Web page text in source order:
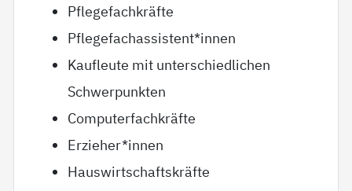
Pflegefachkräfte
Pflegefachassistent*innen
Kaufleute mit unterschiedlichen
Schwerpunkten
Computerfachkräfte
Erzieher*innen
Hauswirtschaftskräfte